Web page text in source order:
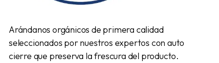
Arándanos orgánicos de primera calidad
seleccionados por nuestros expertos con auto
cierre que preserva la frescura del producto.